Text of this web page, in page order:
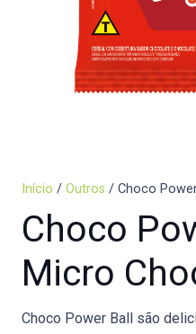
Início / Outros / Choco
Choco
Micro
Choco Power Ball são